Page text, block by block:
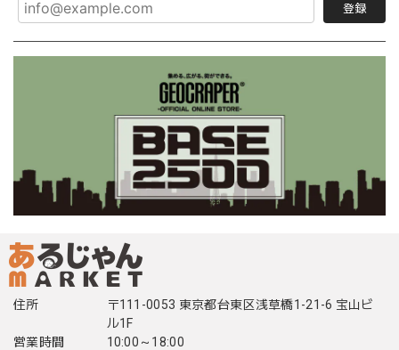
登録
住所
〒111-0053 東京都台東区浅草橋1-21-6 宝山ビ
ル1F
営業時間
10:00～18:00